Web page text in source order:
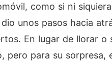
como si ni
dio unos pasos hacia
En lugar de llorar o
pero para su